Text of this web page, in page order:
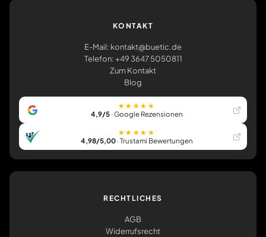
KONTAKT
E-Mail: kontakt@buetic.de
Telefon: +49 3647 5050811
Zum Kontakt
Blog
★★★★★
4,9/5· Google Rezensionen
★★★★★
4,98/5,00· Trustami Bewertungen
RECHTLICHES
AGB
Widerrufsrecht